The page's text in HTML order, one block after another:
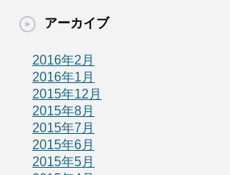
アーカイブ
2016年2月
2016年1月
2015年12月
2015年8月
2015年7月
2015年6月
2015年5月